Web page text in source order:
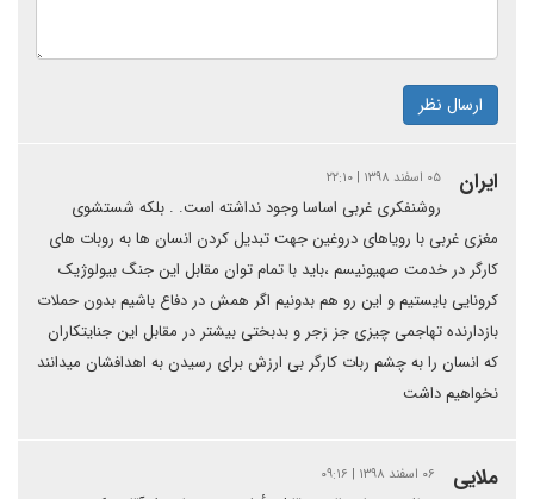
ارسال نظر
ایران ۰۵ اسفند ۱۳۹۸ | ۲۲:۱۰
روشنفکری غربی اساسا وجود نداشته است. . بلکه شستشوی
مغزی غربی با رویاهای دروغین جهت تبدیل کردن انسان ها به روبات های
کارگر در خدمت صهیونیسم ،باید با تمام توان مقابل این جنگ بیولوژیک
کرونایی بایستیم و این رو هم بدونیم اگر همش در دفاع باشیم بدون حملات
بازدارنده تهاجمی چیزی جز زجر و بدبختی بیشتر در مقابل این جنایتکاران
که انسان را به چشم ربات کارگر بی ارزش برای رسیدن به اهدافشان میدانند
نخواهیم داشت
ملایی ۰۶ اسفند ۱۳۹۸ | ۰۹:۱۶